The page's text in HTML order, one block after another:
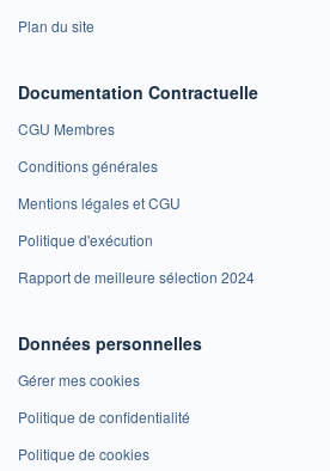
Plan du site
Documentation Contractuelle
CGU Membres
Conditions générales
Mentions légales et CGU
Politique d'exécution
Rapport de meilleure sélection 2024
Données personnelles
Gérer mes cookies
Politique de confidentialité
Politique de cookies